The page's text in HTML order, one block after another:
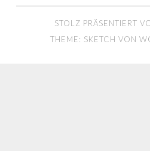
STOLZ PRÄSENTIERT
THEME: SKETCH VON